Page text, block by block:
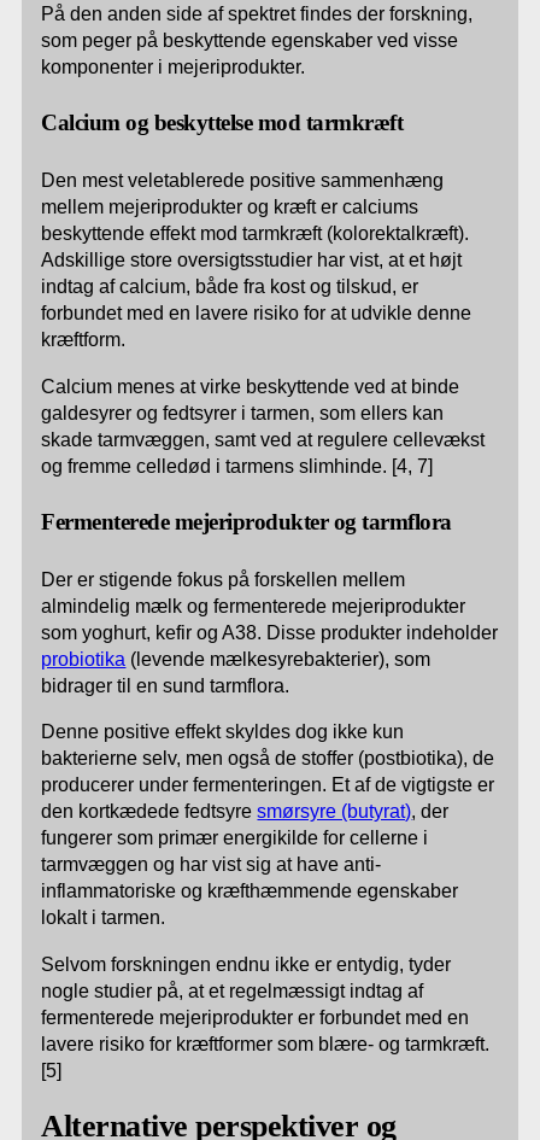
På den anden side af spektret findes der forskning,
som peger på beskyttende egenskaber ved visse
komponenter i mejeriprodukter.
Calcium og beskyttelse mod tarmkræft
Den mest veletablerede positive sammenhæng
mellem mejeriprodukter og kræft er calciums
beskyttende effekt mod tarmkræft (kolorektalkræft).
Adskillige store oversigtsstudier har vist, at et højt
indtag af calcium, både fra kost og tilskud, er
forbundet med en lavere risiko for at udvikle denne
kræftform.
Calcium menes at virke beskyttende ved at binde
galdesyrer og fedtsyrer i tarmen, som ellers kan
skade tarmvæggen, samt ved at regulere cellevækst
og fremme celledød i tarmens slimhinde. [4, 7]
Fermenterede mejeriprodukter og tarmflora
Der er stigende fokus på forskellen mellem
almindelig mælk og fermenterede mejeriprodukter
som yoghurt, kefir og A38. Disse produkter indeholder
probiotika (levende mælkesyrebakterier), som
bidrager til en sund tarmflora.
Denne positive effekt skyldes dog ikke kun
bakterierne selv, men også de stoffer (postbiotika), de
producerer under fermenteringen. Et af de vigtigste er
den kortkædede fedtsyresmørsyre (butyrat), der
fungerer som primær energikilde for cellerne i
tarmvæggen og har vist sig at have anti-
inflammatoriske og kræfthæmmende egenskaber
lokalt i tarmen.
Selvom forskningen endnu ikke er entydig, tyder
nogle studier på, at et regelmæssigt indtag af
fermenterede mejeriprodukter er forbundet med en
lavere risiko for kræftformer som blære- og tarmkræft.
[5]
Alternative perspektiver og